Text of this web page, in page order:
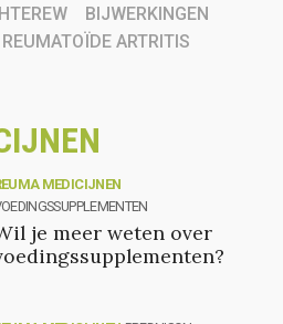
BIJWERKINGEN
REUMATOÏDE ARTRITIS
MEDICIJNEN
je meer weten over